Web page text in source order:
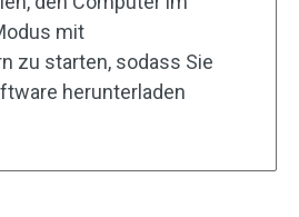
mit
zu starten, sodass Sie
herunterladen